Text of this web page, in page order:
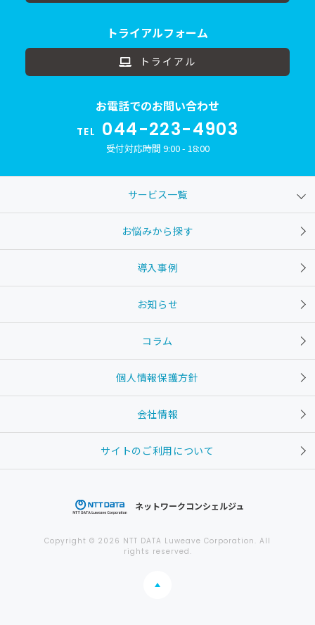
トライアルフォーム
トライアル
お電話でのお問い合わせ
TEL 044-223-4903
受付対応時間 9:00 - 18:00
サービス一覧
お悩みから探す
導入事例
お知らせ
コラム
個人情報保護方針
会社情報
サイトのご利用について
ネットワークコンシェルジュ
Copyright © 2026 NTT DATA Luweave Corporation. All
rights reserved.